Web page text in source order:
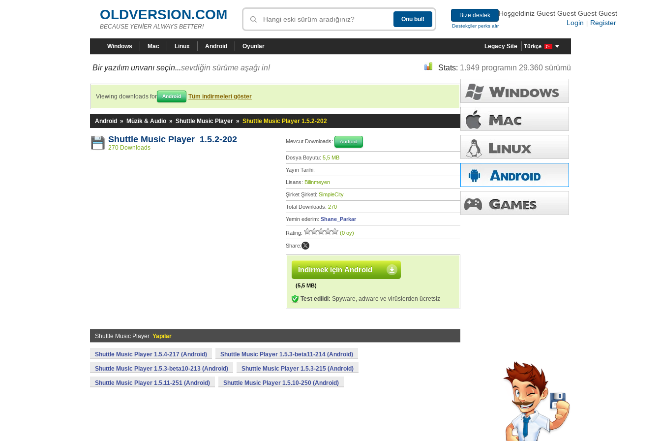
OLDVERSION.COM
BECAUSE YENİER ALWAYS BETTER!
Bize destek
Destekçiler perks alır
Hoşgeldiniz Guest Guest Guest Guest
Login
Register
Windows Mac Linux Android Oyunlar Legacy Site Türkçe
Bir yazılım unvanı seçin...sevdiğin sürüme aşağı in! Stats: 1.949 programın 29.360 sürümü
Viewing downloads for Android Tüm indirmeleri göster
Android » Müzik & Audio » Shuttle Music Player » Shuttle Music Player 1.5.2-202
Shuttle Music Player 1.5.2-202
270 Downloads
Mevcut Downloads: Android
Dosya Boyutu: 5,5 MB
Yayın Tarihi:
Lisans: Bilinmeyen
Şirket Şirketi: SimpleCity
Total Downloads: 270
Yemin ederim: Shane_Parkar
Rating: (0 oy)
Share:
İndirmek için Android
(5,5 MB)
Test edildi: Spyware, adware ve virüslerden ücretsiz
Shuttle Music Player Yapılar
Shuttle Music Player 1.5.4-217 (Android) Shuttle Music Player 1.5.3-beta11-214 (Android)
Shuttle Music Player 1.5.3-beta10-213 (Android) Shuttle Music Player 1.5.3-215 (Android)
Shuttle Music Player 1.5.11-251 (Android) Shuttle Music Player 1.5.10-250 (Android)